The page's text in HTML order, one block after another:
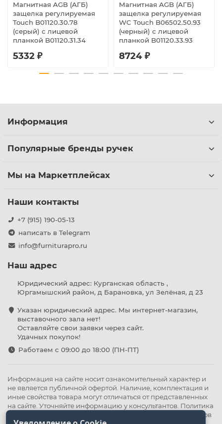
Магнитная AGB (АГБ)
защелка регулируемая
Touch B01120.30.78
(серый) с лицевой
планкой B01120.31.34
5332 ₽
Магнитная AGB (АГБ)
защелка регулируемая
WC Touch B06502.50.93
(черный) с лицевой
планкой B01120.33.93
8724 ₽
Информация
Популярные бренды ручек
Мы на Маркетплейсах
Наши контакты
+7 (915) 190-05-13
написать в Telegram
info@furniturapro.ru
Наш адрес
Юридический адрес: Курганская область ,
Юргамышский район, д Барановка, ул Зелёная, д 23
Указан юридический адрес. Мы интернет-магазин,
выставочного зала нет!
Оставляйте свои заявки через сайт.
Удачных покупок!
Работаем с 09:00 до 18:00 (ПН-ПТ)
Информация на сайте носит ознакомительный характер и
не является публичной офертой. Наличие, комплектация и
иные свойства товара могут отличаться от представленных
на сайте. Уточняйте информацию у консультантов. Политика
Политика обработки файлов